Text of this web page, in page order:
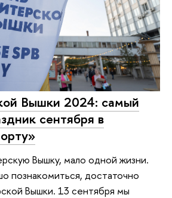
Вышки 2024: самый
сентября в
Вышку, мало одной жизни.
познакомиться, достаточно
Вышки. 13 сентября мы